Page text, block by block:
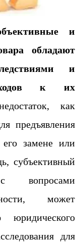
и
обладают
и
к их
как
предъявления
его замене или
субъективный
вопросами
может
юридического
для